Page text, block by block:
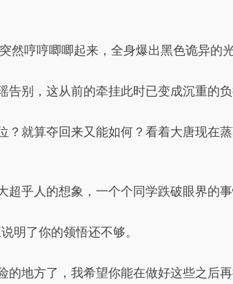
然哼哼唧唧起来，全身爆出黑色诡异的
告别，这从前的牵挂此时已变成沉重的负
？就算夺回来又能如何？看着大唐现在
超乎人的想象，一个个同学跌破眼界的事
明了你的领悟还不够。
的地方了，我希望你能在做好这些之后